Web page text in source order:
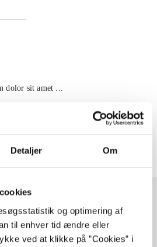
Detaljer Om
og optimering af
til enhver tid ændre eller
ved at klikke på ”Cookies” i
dolor sit amet ...
emner